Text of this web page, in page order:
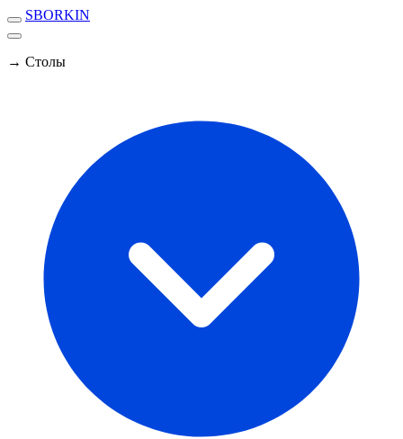
SBORKIN
→ Столы